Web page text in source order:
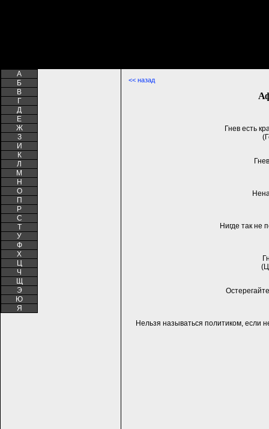
A
Б
В
Г
Д
Е
Ж
З
И
К
Л
М
Н
О
П
Р
С
Т
У
Ф
Х
Ц
Ч
Щ
Э
Ю
Я
<< назад
Гнев есть
Нигде так не
Нельзя называться политиком, если